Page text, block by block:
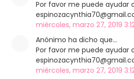
Por favor me puede ayudar
miércoles, marzo 27, 2019
Anónimo ha dicho que…
Por favor me puede ayudar
miércoles, marzo 27, 2019